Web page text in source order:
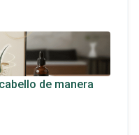
de manera